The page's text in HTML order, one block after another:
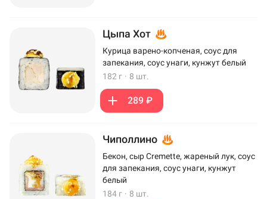
Цыпа Хот
Курица варено-копченая, соус для
запекания, соус унаги, кунжут белый
182 г · 8 шт.
289 ₽
Чиполлино
Бекон, сыр Cremette, жареный лук, соус
для запекания, соус унаги, кунжут
белый
184 г · 8 шт.